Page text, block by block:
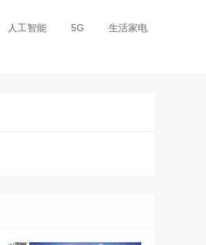
人工智能 5G 生活家电